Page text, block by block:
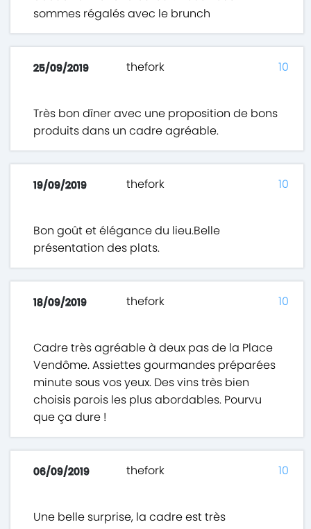
sommes régalés avec le brunch
25/09/2019 thefork
Très bon dîner avec une proposition de bons
produits dans un cadre agréable.
10
19/09/2019 thefork
Bon goût et élégance du lieu.Belle
présentation des plats.
10
18/09/2019 thefork
Cadre très agréable à deux pas de la Place
Vendôme. Assiettes gourmandes préparées
minute sous vos yeux. Des vins très bien
choisis parois les plus abordables. Pourvu
que ça dure !
10
06/09/2019 thefork
Une belle surprise, la cadre est très
10